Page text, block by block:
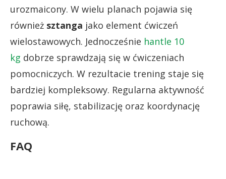
urozmaicony. W wielu planach pojawia się
również sztanga jako element ćwiczeń
wielostawowych. Jednocześnie hantle 10
kg dobrze sprawdzają się w ćwiczeniach
pomocniczych. W rezultacie trening staje się
bardziej kompleksowy. Regularna aktywność
poprawia siłę, stabilizację oraz koordynację
ruchową.
FAQ